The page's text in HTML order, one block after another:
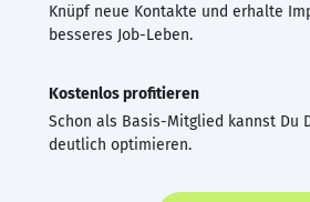
Knüpf neue Kontakte und erhalte
besseres Job-Leben.
Kostenlos profitieren
Schon als Basis-Mitglied kannst Du
deutlich optimieren.